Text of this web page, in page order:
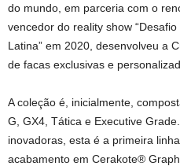
do mundo, em parceria com o
vencedor do reality show
Latina” em 2020, desenvolveu a
de facas exclusivas e
A coleção é, inicialmente,
G, GX4, Tática e Executive
inovadoras, esta é a primeira
acabamento em Cerakote®